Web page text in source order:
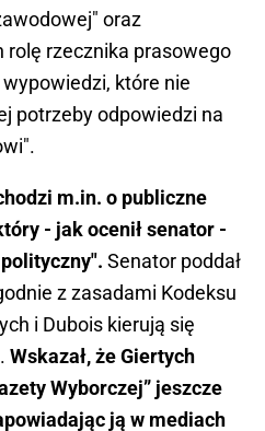
oraz
rzecznika prasowego
które nie
potrzeby odpowiedzi na
m.in. o publiczne
- jak ocenił senator -
Senator poddał
z zasadami Kodeksu
i Dubois kierują się
Wskazał, że Giertych
Wyborczej” jeszcze
ją w mediach